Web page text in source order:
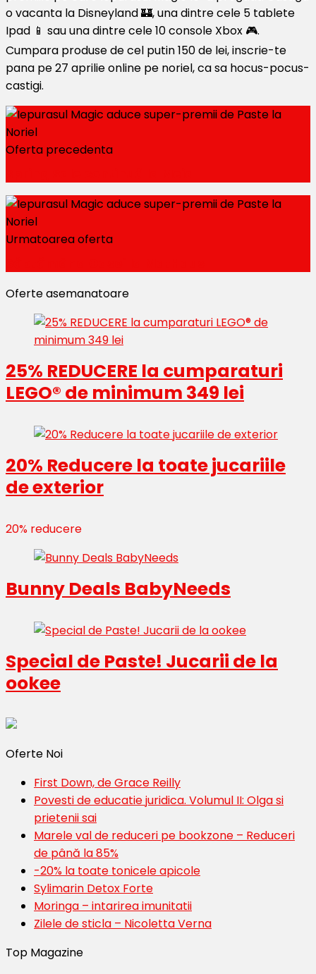
o vacanta la Disneyland 🏰, una dintre cele 5 tablete
Ipad 📱 sau una dintre cele 10 console Xbox 🎮.
Cumpara produse de cel putin 150 de lei, inscrie-te
pana pe 27 aprilie online pe noriel, ca sa hocus-pocus-
castigi.
Oferta precedenta
Urmatoarea oferta
Oferte asemanatoare
25% REDUCERE la cumparaturi
LEGO® de minimum 349 lei
20% Reducere la toate jucariile
de exterior
20% reducere
Bunny Deals BabyNeeds
Special de Paste! Jucarii de la
ookee
Oferte Noi
First Down, de Grace Reilly
Povesti de educatie juridica. Volumul II: Olga si
prietenii sai
Marele val de reduceri pe bookzone – Reduceri
de până la 85%
-20% la toate tonicele apicole
Sylimarin Detox Forte
Moringa – intarirea imunitatii
Zilele de sticla – Nicoletta Verna
Top Magazine